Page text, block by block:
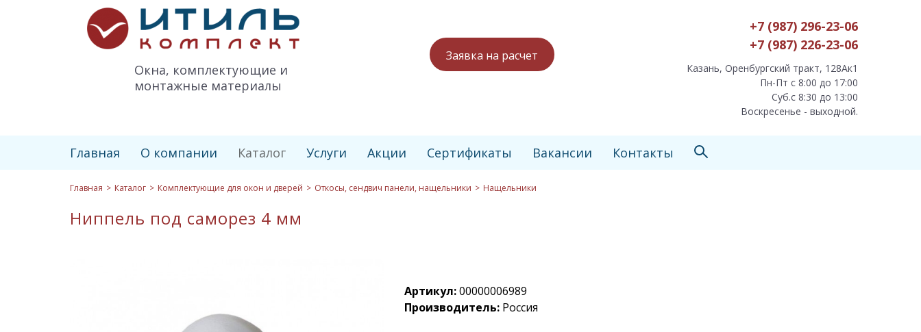
Итиль-
Комплект
logo
Окна, комплектующие и
монтажные материалы
Заявка на расчет
+7 (987) 296-23-06
+7 (987) 226-23-06
Казань, Оренбургский тракт, 128Ак1
Пн-Пт с 8:00 до 17:00
Суб.с 8:30 до 13:00
Воскресенье - выходной.
Главная О компании Каталог Услуги Акции Сертификаты Вакансии Контакты
Главная Каталог Комплектующие для окон и дверей Откосы, сендвич панели, нащельники Нащельники
Ниппель под саморез 4 мм
Артикул:00000006989
Производитель: Россия